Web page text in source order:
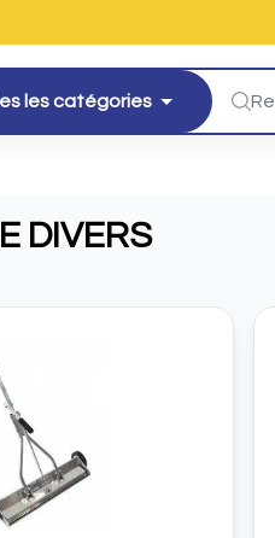
les catégories
DIVERS